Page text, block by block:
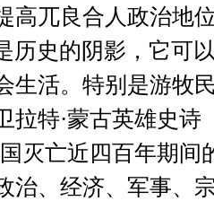
高兀良合人政治地
历史的阴影，它可
生活。特别是游牧
拉特·蒙古英雄史诗
灭亡近四百年期
治、经济、军事、